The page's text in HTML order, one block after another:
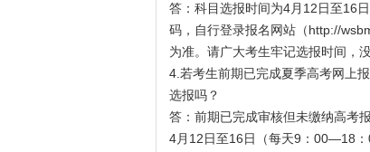
答：科目选报时间为4月12日至16
码，自行登录报名网站（http://
为准。请广大考生牢记选报时间，
4.若考生前期已完成夏季高考网上
选报吗？
答：前期已完成审核但未缴纳高考
4月12日至16日（每天9：00—18